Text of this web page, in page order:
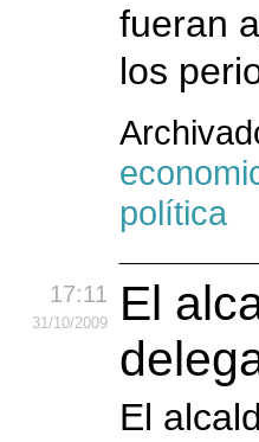
fueran
los
política
17:11
31/10/2009
El
El